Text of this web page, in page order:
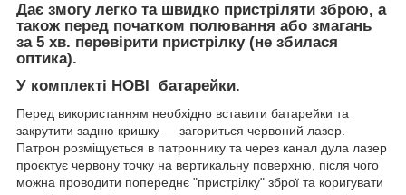
Дає змогу легко та швидко пристріляти зброю, а
також перед початком полювання або змагань
за 5 хв. перевірити пристрілку (не збилася
оптика).
У комплекті НОВІ батарейки.
Перед використанням необхідно вставити батарейки та
закрутити задню кришку — загориться червоний лазер.
Патрон розміщується в патроннику та через канал дула лазер
проєктує червону точку на вертикальну поверхню, після чого
можна проводити попереднє "пристрілку" зброї та коригувати